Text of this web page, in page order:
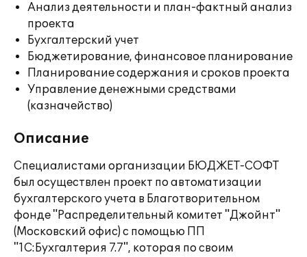
Анализ деятельности и план-фактный анализ
проекта
Бухгалтерский учет
Бюджетирование, финансовое планирование
Планирование содержания и сроков проекта
Управление денежными средствами
(казначейство)
Описание
Специалистами организации БЮДЖЕТ-СОФТ
был осуществлен проект по автоматизации
бухгалтерского учета в Благотворительном
фонде "Распределительный комитет "Джойнт"
(Московский офис) с помощью ПП
"1С:Бухгалтерия 7.7", которая по своим